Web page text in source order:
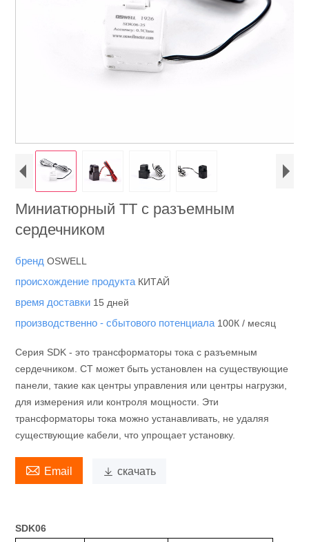
Миниатюрный ТТ с разъемным
сердечником
брендOSWELL
происхождение продукта КИТАЙ
время доставки 15 дней
производственно - сбытового потенциала 100К / месяц
Серия SDK - это трансформаторы тока с разъемным
сердечником. CT может быть установлен на существующие
панели, такие как центры управления или центры нагрузки,
для измерения или контроля мощности. Эти
трансформаторы тока можно устанавливать, не удаляя
существующие кабели, что упрощает установку.
 Email  скачать
SDK06